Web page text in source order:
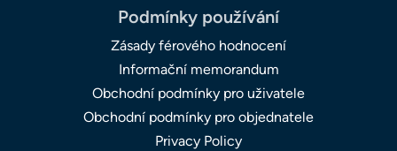
Podmínky používání
Zásady férového hodnocení
Informační memorandum
Obchodní podmínky pro uživatele
Obchodní podmínky pro objednatele
Privacy Policy